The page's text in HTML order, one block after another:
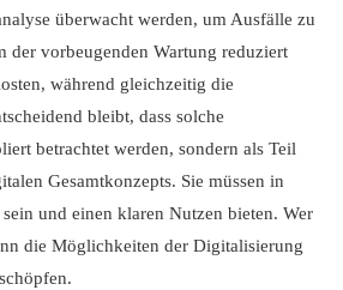
überwacht werden, um Ausfälle zu
der vorbeugenden Wartung reduziert
während gleichzeitig die
bleibt, dass solche
betrachtet werden, sondern als Teil
Gesamtkonzepts. Sie müssen in
sein und einen klaren Nutzen bieten. Wer
die Möglichkeiten der Digitalisierung